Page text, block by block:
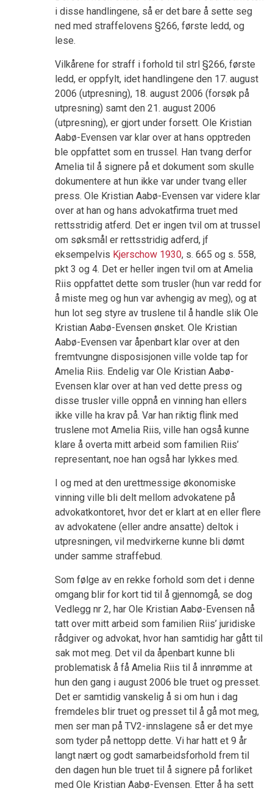
i disse handlingene, så er det bare å sette seg
ned med straffelovens §266, første ledd, og
lese.
Vilkårene for straff i forhold til strl §266, første
ledd, er oppfylt, idet handlingene den 17. august
2006 (utpresning), 18. august 2006 (forsøk på
utpresning) samt den 21. august 2006
(utpresning), er gjort under forsett. Ole Kristian
Aabø-Evensen var klar over at hans opptreden
ble oppfattet som en trussel. Han tvang derfor
Amelia til å signere på et dokument som skulle
dokumentere at hun ikke var under tvang eller
press. Ole Kristian Aabø-Evensen var videre klar
over at han og hans advokatfirma truet med
rettsstridig atferd. Det er ingen tvil om at trussel
om søksmål er rettsstridig adferd, jf
eksempelvis Kjerschow 1930, s. 665 og s. 558,
pkt 3 og 4. Det er heller ingen tvil om at Amelia
Riis oppfattet dette som trusler (hun var redd for
å miste meg og hun var avhengig av meg), og at
hun lot seg styre av truslene til å handle slik Ole
Kristian Aabø-Evensen ønsket. Ole Kristian
Aabø-Evensen var åpenbart klar over at den
fremtvungne disposisjonen ville volde tap for
Amelia Riis. Endelig var Ole Kristian Aabø-
Evensen klar over at han ved dette press og
disse trusler ville oppnå en vinning han ellers
ikke ville ha krav på. Var han riktig flink med
truslene mot Amelia Riis, ville han også kunne
klare å overta mitt arbeid som familien Riis’
representant, noe han også har lykkes med.
I og med at den urettmessige økonomiske
vinning ville bli delt mellom advokatene på
advokatkontoret, hvor det er klart at en eller flere
av advokatene (eller andre ansatte) deltok i
utpresningen, vil medvirkerne kunne bli dømt
under samme straffebud.
Som følge av en rekke forhold som det i denne
omgang blir for kort tid til å gjennomgå, se dog
Vedlegg nr 2, har Ole Kristian Aabø-Evensen nå
tatt over mitt arbeid som familien Riis’ juridiske
rådgiver og advokat, hvor han samtidig har gått til
sak mot meg. Det vil da åpenbart kunne bli
problematisk å få Amelia Riis til å innrømme at
hun den gang i august 2006 ble truet og presset.
Det er samtidig vanskelig å si om hun i dag
fremdeles blir truet og presset til å gå mot meg,
men ser man på TV2-innslagene så er det mye
som tyder på nettopp dette. Vi har hatt et 9 år
langt nært og godt samarbeidsforhold frem til
den dagen hun ble truet til å signere på forliket
med Ole Kristian Aabø-Evensen. Etter å ha sett